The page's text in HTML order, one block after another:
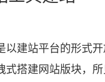
建站平台的形式开
式搭建网站版块，